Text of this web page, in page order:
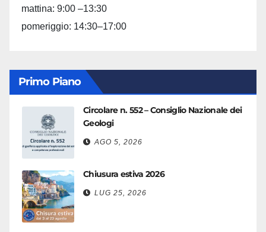
mattina: 9:00 –13:30
pomeriggio: 14:30–17:00
Primo Piano
Circolare n. 552 – Consiglio Nazionale dei
Geologi
AGO 5, 2026
Chiusura estiva 2026
LUG 25, 2026